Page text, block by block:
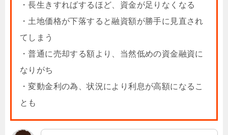
・長生きすればするほど、資金が足りなくなる
・土地価格が下落すると融資額が勝手に見直され
てしまう
・普通に売却する額より、当然低めの資金融資に
なりがち
・変動金利の為、状況により利息が高額になるこ
とも